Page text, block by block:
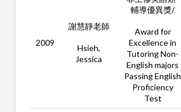
2009
謝慧靜老師
Hsieh,
Jessica
輔導優異獎/
Award for
Excellence in
Tutoring Non-
English majors
Passing English
Proficiency
Test